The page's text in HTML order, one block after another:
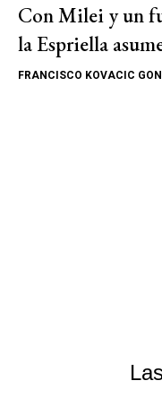
Con Milei y un
la Espriella
FRANCISCO KOVACIC